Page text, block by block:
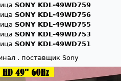
SONY KDL-49WD759
SONY KDL-49WD756
SONY KDL-49WD755
SONY KDL-49WD753
SONY KDL-49WD751
. поставщик Sony